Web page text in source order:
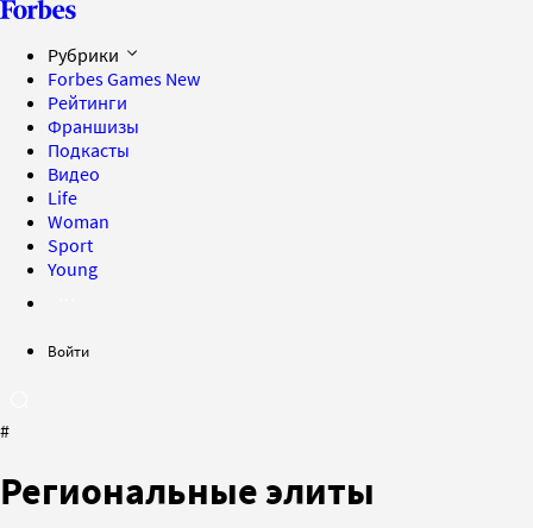
Рубрики
Forbes Games New
Рейтинги
Франшизы
Подкасты
Видео
Life
Woman
Sport
Young
Войти
#
Региональные элиты